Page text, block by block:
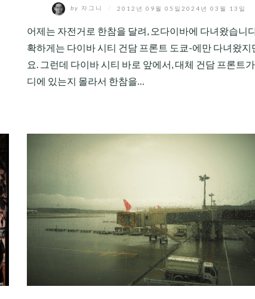
by 자그니 2012년 09월 05일 2024년 03월 13일
어제는 자전거로 한참을 달려, 오다이바에 다녀왔습니
확하게는 다이바 시티 건담 프론트 도쿄-에만 다녀왔지
요. 그런데 다이바 시티 바로 앞에서, 대체 건담 프론트
디에 있는지 몰라서 한참을…